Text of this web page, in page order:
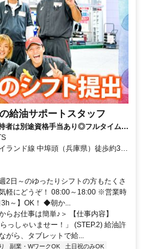
給油サポートスタッフ
者は別途資格手当あり◎フルタイム・
あり♪＜力仕事なし◎>初バイト・初
ランド線 中埠頭（兵庫県）徒歩約3
線 北埠頭徒歩約5分、神戸新交通ポ
歩約12分
2日～のゆったりシフトの方もたくさ
軽にどうぞ！ 08:00～18:00 ※営業時
～】OK！ ◆朝か...
らお仕事は簡単♪＞ 【仕事内容】
っしゃいませー！」 (STEP.2) 給油許
がら、タブレットで給...
副業・WワークOK 土日祝のみOK